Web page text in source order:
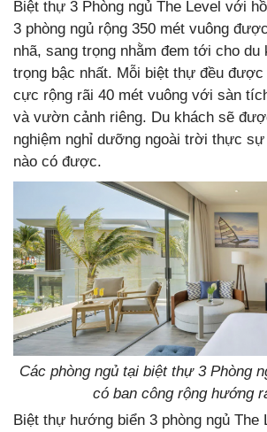
Biệt thự 3 Phòng ngủ The Level với
3 phòng ngủ rộng 350 mét vuông
nhã, sang trọng nhằm đem tới cho du
trọng bậc nhất. Mỗi biệt thự đều
cực rộng rãi 40 mét vuông với sàn
và vườn cảnh riêng. Du khách sẽ
nghiệm nghỉ dưỡng ngoài trời thực
nào có được.
Các phòng ngủ tại biệt thự 3 Phòng
có ban công rộng hướng
Biệt thự hướng biển 3 phòng ngủ The